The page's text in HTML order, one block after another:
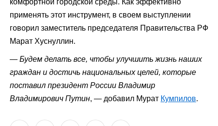
комфортной городской среды. Как эффективно
применять этот инструмент, в своем выступлении
говорил заместитель председателя Правительства РФ
Марат Хуснуллин.
— Будем делать все, чтобы улучшить жизнь наших
граждан и достичь национальных целей, которые
поставил президент России Владимир
Владимирович Путин, — добавил Мурат Кумпилов.